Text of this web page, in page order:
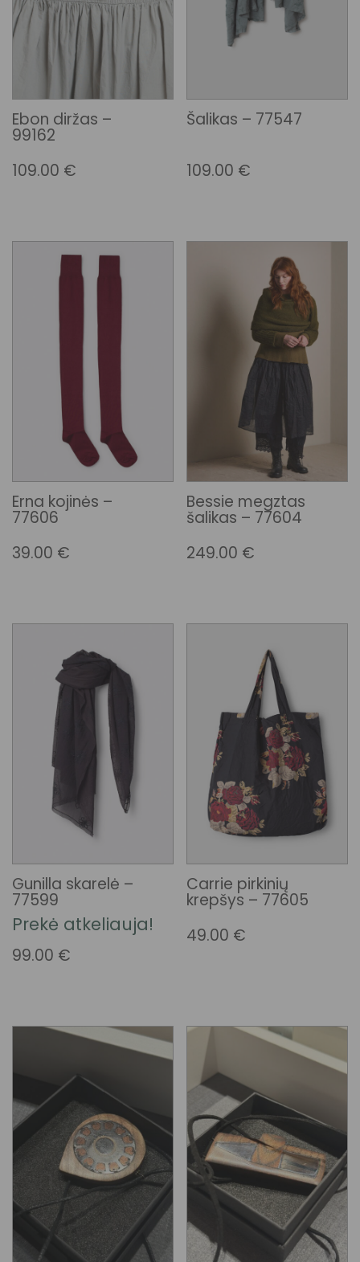
Ebon diržas –
99162
109.00 €
Šalikas – 77547
109.00 €
Erna kojinės –
77606
39.00 €
Bessie megztas
šalikas – 77604
249.00 €
Gunilla skarelė –
77599
Prekė atkeliauja!
99.00 €
Carrie pirkinių
krepšys – 77605
49.00 €